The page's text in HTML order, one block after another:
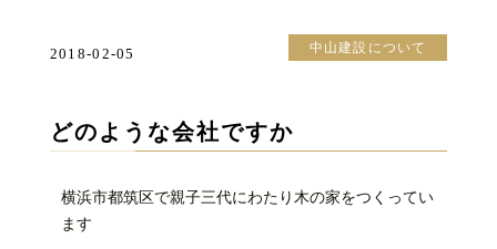
どのような会社ですか
2018-02-05 中山建設について
横浜市都筑区で親子三代にわたり木の家をつくってい
ます